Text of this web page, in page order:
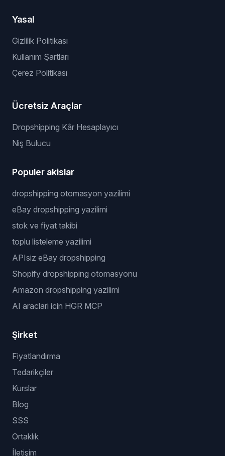
Yasal
Gizlilik Politikası
Kullanım Şartları
Çerez Politikası
Ücretsiz Araçlar
Dropshipping Kâr Hesaplayıcı
Niş Bulucu
Populer akislar
dropshipping otomasyon yazilimi
eBay dropshipping yazilimi
stok ve fiyat takibi
toplu listeleme yazilimi
APIsiz eBay dropshipping
Shopify dropshipping otomasyonu
Amazon dropshipping yazilimi
AI araclari icin HGR MCP
Şirket
Fiyatlandırma
Tedarikçiler
Kurslar
Blog
SSS
Ortaklık
İletişim